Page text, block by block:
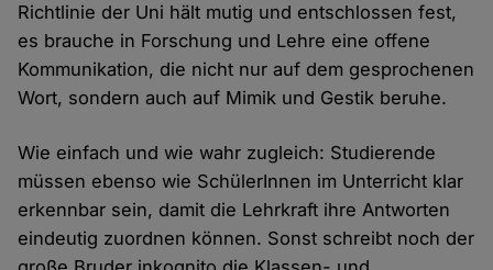
Richtlinie der Uni hält mutig und entschlossen fest,
es brauche in Forschung und Lehre eine offene
Kommunikation, die nicht nur auf dem gesprochenen
Wort, sondern auch auf Mimik und Gestik beruhe.
Wie einfach und wie wahr zugleich: Studierende
müssen ebenso wie SchülerInnen im Unterricht klar
erkennbar sein, damit die Lehrkraft ihre Antworten
eindeutig zuordnen können. Sonst schreibt noch der